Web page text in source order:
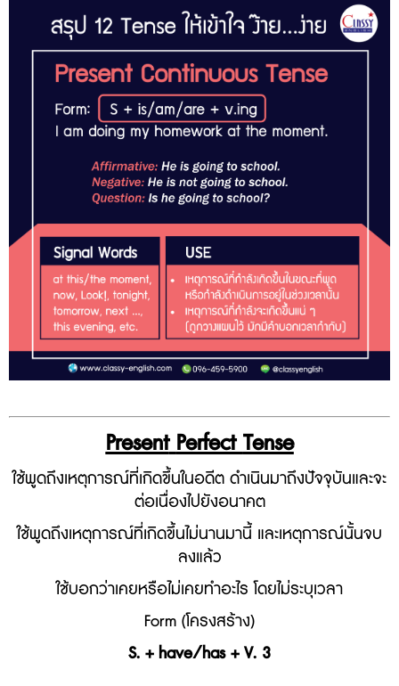
Present Perfect Tense
ใช้พูดถึงเหตุการณ์ที่เกิดขึ้นในอดีต ดำเนินมาถึงปัจจุบันและจะ
ต่อเนื่องไปยังอนาคต
ใช้พูดถึงเหตุการณ์ที่เกิดขึ้นไม่นานมานี้ และเหตุการณ์นั้นจบ
ลงแล้ว
ใช้บอกว่าเคยหรือไม่เคยทำอะไร โดยไม่ระบุเวลา
Form (โครงสร้าง)
S. + have/has + V. 3